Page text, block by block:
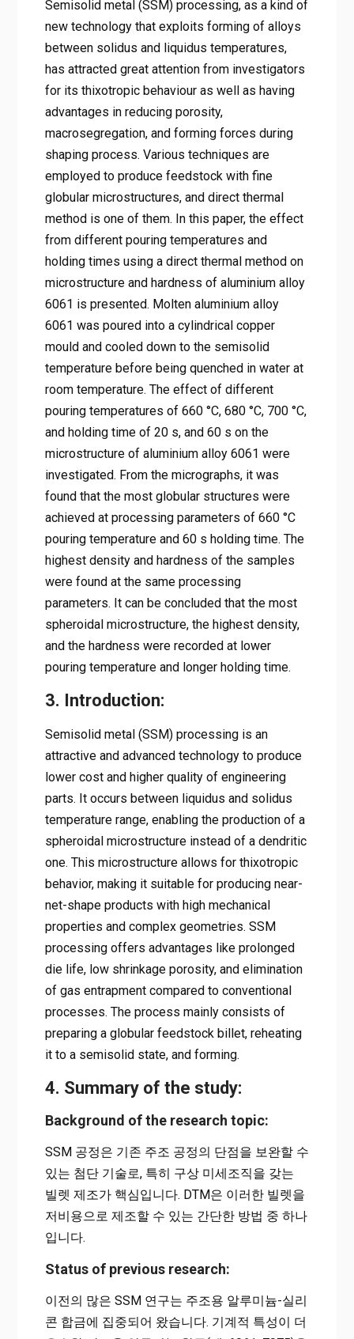
Semisolid metal (SSM) processing, as a kind of
new technology that exploits forming of alloys
between solidus and liquidus temperatures,
has attracted great attention from investigators
for its thixotropic behaviour as well as having
advantages in reducing porosity,
macrosegregation, and forming forces during
shaping process. Various techniques are
employed to produce feedstock with fine
globular microstructures, and direct thermal
method is one of them. In this paper, the effect
from different pouring temperatures and
holding times using a direct thermal method on
microstructure and hardness of aluminium alloy
6061 is presented. Molten aluminium alloy
6061 was poured into a cylindrical copper
mould and cooled down to the semisolid
temperature before being quenched in water at
room temperature. The effect of different
pouring temperatures of 660 °C, 680 °C, 700 °C,
and holding time of 20 s, and 60 s on the
microstructure of aluminium alloy 6061 were
investigated. From the micrographs, it was
found that the most globular structures were
achieved at processing parameters of 660 °C
pouring temperature and 60 s holding time. The
highest density and hardness of the samples
were found at the same processing
parameters. It can be concluded that the most
spheroidal microstructure, the highest density,
and the hardness were recorded at lower
pouring temperature and longer holding time.
3. Introduction:
Semisolid metal (SSM) processing is an
attractive and advanced technology to produce
lower cost and higher quality of engineering
parts. It occurs between liquidus and solidus
temperature range, enabling the production of a
spheroidal microstructure instead of a dendritic
one. This microstructure allows for thixotropic
behavior, making it suitable for producing near-
net-shape products with high mechanical
properties and complex geometries. SSM
processing offers advantages like prolonged
die life, low shrinkage porosity, and elimination
of gas entrapment compared to conventional
processes. The process mainly consists of
preparing a globular feedstock billet, reheating
it to a semisolid state, and forming.
4. Summary of the study:
Background of the research topic:
SSM 공정은 기존 주조 공정의 단점을 보완할 수
있는 첨단 기술로, 특히 구상 미세조직을 갖는
빌렛 제조가 핵심입니다. DTM은 이러한 빌렛을
저비용으로 제조할 수 있는 간단한 방법 중 하나
입니다.
Status of previous research:
이전의 많은 SSM 연구는 주조용 알루미늄-실리
콘 합금에 집중되어 왔습니다. 기계적 특성이 더